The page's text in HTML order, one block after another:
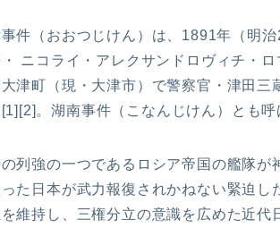
件（おおつじけん）は、1891年（明
ニコライ・アレクサンドロヴィチ・
津町（現・大津市）で警察官・津田
。湖南事件（こなんじけん）とも呼
列強の一つであるロシア帝国の艦隊
た日本が武力報復されかねない緊迫
維持し、三権分立の意識を広めた近代